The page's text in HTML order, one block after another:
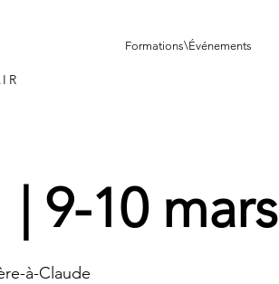
Formations\Événements
| 9-10 mars
à-Claude